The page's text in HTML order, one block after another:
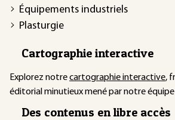
Équipements industriels
Plasturgie
Cartographie interactive
Explorez notrecartographie interactive,
éditorial minutieux mené par notre équipe
Des contenus en libre accès